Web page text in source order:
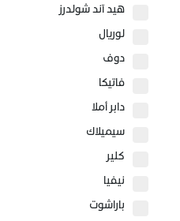
هيد آند شولدرز
لوريال
دوف
فاتيكا
دابر أملا
سيميلاك
كلير
نيفيا
باراشوت